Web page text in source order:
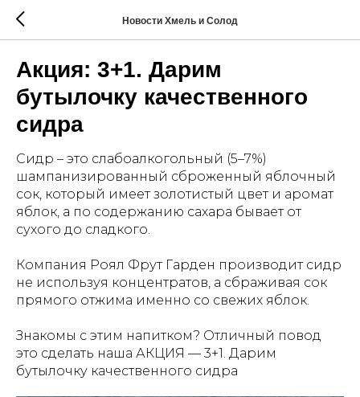
Новости Хмель и Солод
Акция: 3+1. Дарим
бутылочку качественного
сидра
Сидр – это слабоалкогольный (5–7%)
шампанизированный сброженный яблочный
сок, который имеет золотистый цвет и аромат
яблок, а по содержанию сахара бывает от
сухого до сладкого.
Компания Роял Фрут Гарден производит сидр
не используя концентратов, а сбраживая сок
прямого отжима именно со свежих яблок.
Знакомы с этим напитком? Отличный повод
это сделать наша АКЦИЯ — 3+1. Дарим
бутылочку качественного сидра